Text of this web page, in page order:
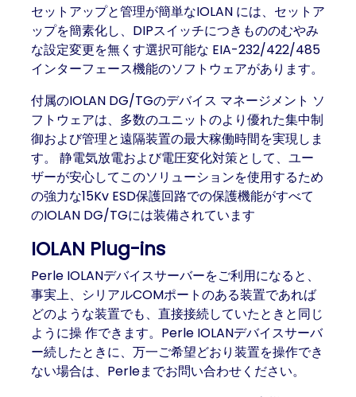
セットアップと管理が簡単なIOLAN には、セットア
ップを簡素化し、DIPスイッチにつきもののむやみ
な設定変更を無くす選択可能な EIA-232/422/485
インターフェース機能のソフトウェアがあります。
付属のIOLAN DG/TGのデバイス マネージメント ソ
フトウェアは、多数のユニットのより優れた集中制
御および管理と遠隔装置の最大稼働時間を実現しま
す。 静電気放電および電圧変化対策として、ユー
ザーが安心してこのソリューションを使用するため
の強力な15Kv ESD保護回路での保護機能がすべて
のIOLAN DG/TGには装備されています
IOLAN Plug-ins
Perle IOLANデバイスサーバーをご利用になると、
事実上、シリアルCOMポートのある装置であれば
どのような装置でも、直接接続していたときと同じ
ように操 作できます。Perle IOLANデバイスサーバ
ー続したときに、万一ご希望どおり装置を操作でき
ない場合は、Perleまでお問い合わせください。